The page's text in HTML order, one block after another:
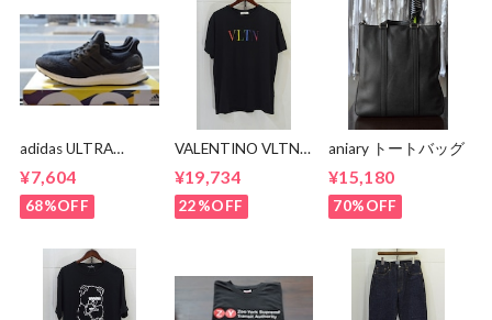
adidas ULTRA
¥7,604
68%OFF
VALENTINO VLTN
¥19,734
22%OFF
aniary トートバッグ
¥15,180
70%OFF